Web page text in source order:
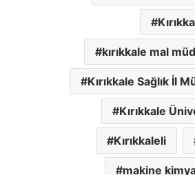
kırıkkale mal
Kırıkkale Sağlık İl
Kırıkkale
Kırıkkaleli
makine